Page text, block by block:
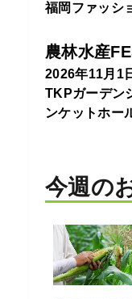
福岡ファッシ
農林水産
2026年11月1
TKPガーデン
ンケットホー
今週の